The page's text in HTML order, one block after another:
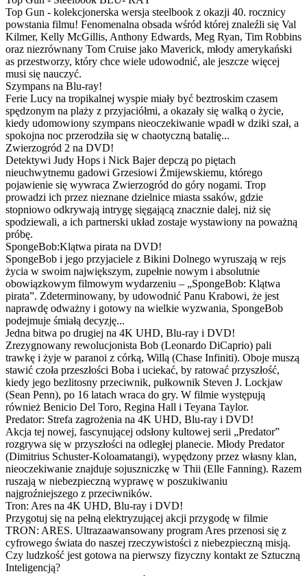
Top Gun - kolekcjonerska wersja steelbook z okazji 40. rocznicy
powstania filmu! Fenomenalna obsada wśród której znaleźli się Val
Kilmer, Kelly McGillis, Anthony Edwards, Meg Ryan, Tim Robbins
oraz niezrównany Tom Cruise jako Maverick, młody amerykański
as przestworzy, który chce wiele udowodnić, ale jeszcze więcej
musi się nauczyć.
Szympans na Blu-ray!
Ferie Lucy na tropikalnej wyspie miały być beztroskim czasem
spędzonym na plaży z przyjaciółmi, a okazały się walką o życie,
kiedy udomowiony szympans nieoczekiwanie wpadł w dziki szał, a
spokojna noc przerodziła się w chaotyczną batalię...
Zwierzogród 2 na DVD!
Detektywi Judy Hops i Nick Bajer depczą po piętach
nieuchwytnemu gadowi Grzesiowi Żmijewskiemu, którego
pojawienie się wywraca Zwierzogród do góry nogami. Trop
prowadzi ich przez nieznane dzielnice miasta ssaków, gdzie
stopniowo odkrywają intrygę sięgającą znacznie dalej, niż się
spodziewali, a ich partnerski układ zostaje wystawiony na poważną
próbę.
SpongeBob:Klątwa pirata na DVD!
SpongeBob i jego przyjaciele z Bikini Dolnego wyruszają w rejs
życia w swoim największym, zupełnie nowym i absolutnie
obowiązkowym filmowym wydarzeniu – „SpongeBob: Klątwa
pirata”. Zdeterminowany, by udowodnić Panu Krabowi, że jest
naprawdę odważny i gotowy na wielkie wyzwania, SpongeBob
podejmuje śmiałą decyzję...
Jedna bitwa po drugiej na 4K UHD, Blu-ray i DVD!
Zrezygnowany rewolucjonista Bob (Leonardo DiCaprio) pali
trawkę i żyje w paranoi z córką, Willą (Chase Infiniti). Oboje muszą
stawić czoła przeszłości Boba i uciekać, by ratować przyszłość,
kiedy jego bezlitosny przeciwnik, pułkownik Steven J. Lockjaw
(Sean Penn), po 16 latach wraca do gry. W filmie występują
również Benicio Del Toro, Regina Hall i Teyana Taylor.
Predator: Strefa zagrożenia na 4K UHD, Blu-ray i DVD!
Akcja tej nowej, fascynującej odsłony kultowej serii „Predator”
rozgrywa się w przyszłości na odległej planecie. Młody Predator
(Dimitrius Schuster-Koloamatangi), wypędzony przez własny klan,
nieoczekiwanie znajduje sojuszniczkę w Thii (Elle Fanning). Razem
ruszają w niebezpieczną wyprawę w poszukiwaniu
najgroźniejszego z przeciwników.
Tron: Ares na 4K UHD, Blu-ray i DVD!
Przygotuj się na pełną elektryzującej akcji przygodę w filmie
TRON: ARES. Ultrazaawansowany program Ares przenosi się z
cyfrowego świata do naszej rzeczywistości z niebezpieczną misją.
Czy ludzkość jest gotowa na pierwszy fizyczny kontakt ze Sztuczną
Inteligencją?